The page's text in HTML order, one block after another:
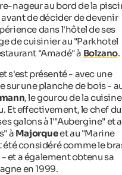
nageur au bord de la
avant de décider de devenir
dans l'hôtel de ses
de cuisinier au "Parkhotel
"Amadé" à Bolzano.
s'est présenté - avec une
sur une planche de bois -
, le gourou de la cuisine
Et effectivement, le chef du
galons à l'"Aubergine" et
à Majorqueet au "Marine
été considéré comme le
et a également obtenu sa
en 1999.